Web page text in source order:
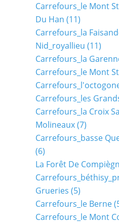
Carrefours_le Mont
Du Han (11)
Carrefours_la
Nid_royallieu (11)
Carrefours_la
Carrefours_le Mont
Carrefours_les
Carrefours_la Croix
Molineaux(7)
Carrefours_basse
(6)
La Forêt De
Grueries (5)
Carrefours_le Berne
Carrefours_le Mont